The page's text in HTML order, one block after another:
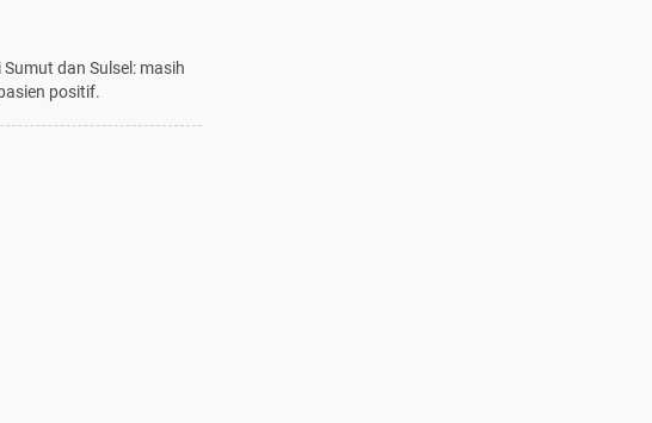
dan Sulsel: masih
positif.